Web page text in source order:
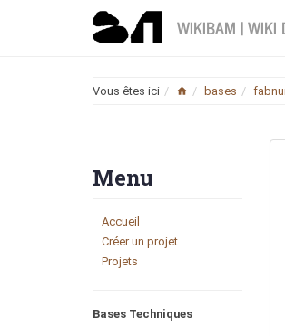
WIKIBAM | WIKI
Vous êtes ici Homebases
Menu
Accueil
Créer un projet
Projets
Bases Techniques